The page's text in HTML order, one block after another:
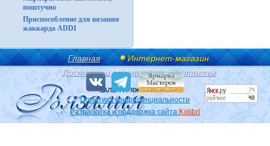
поштучно
Приспособление для вязания
жаккарда ADDI
Главная
Интернет-магазин
Доставка и оплата
Контакты
Политика конфиденциальности
Разработка и поддержка сайта Kolibri